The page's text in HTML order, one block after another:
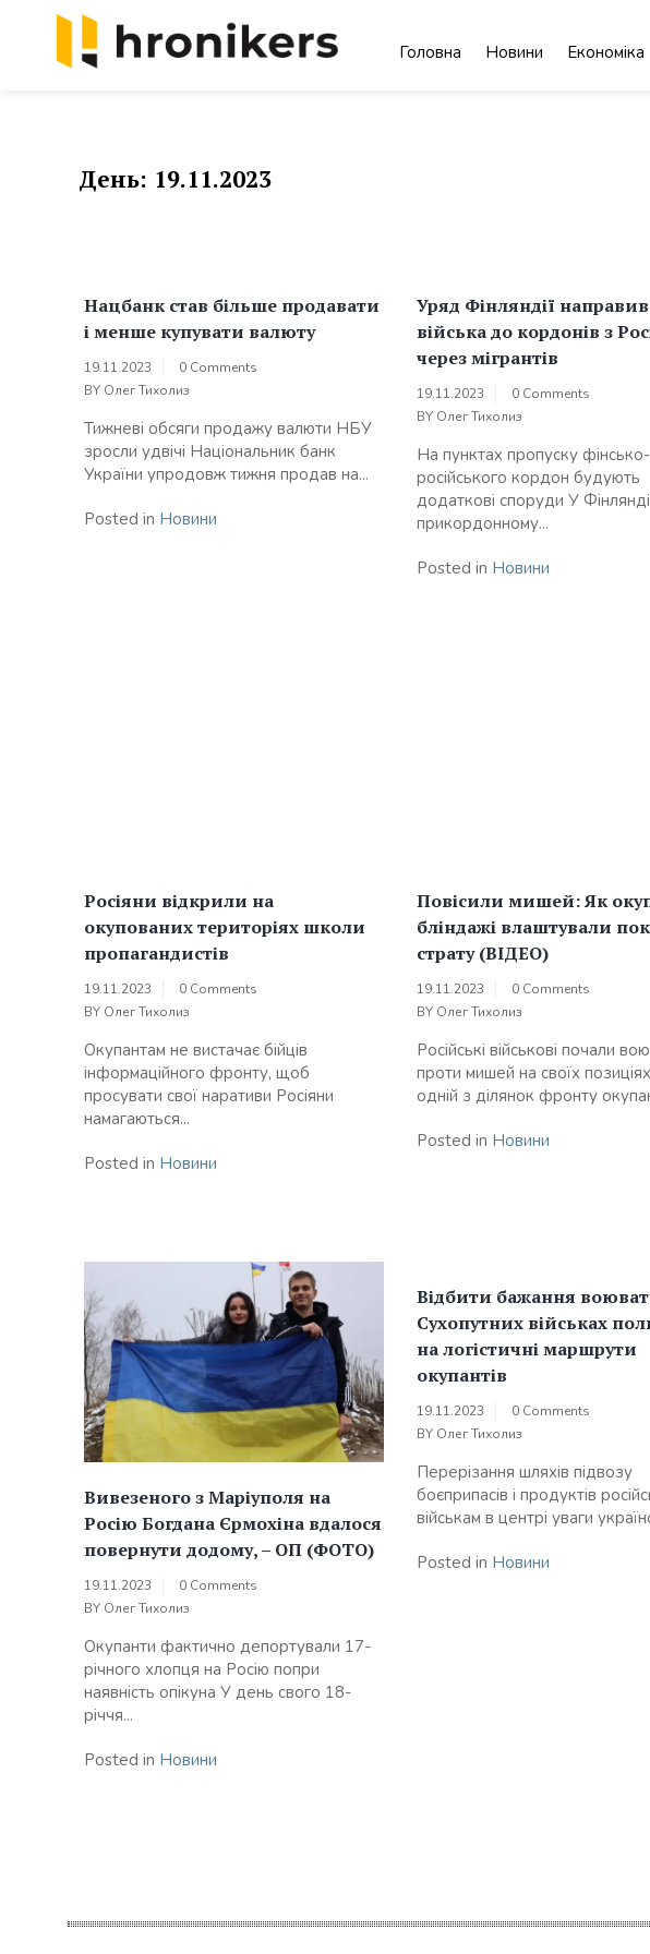
Головна Новини Економіка
День: 19.11.2023
Нацбанк став більше продавати
і менше купувати валюту
19.11.2023
0 Comments
BY Олег Тихолиз
Тижневі обсяги продажу валюти НБУ
зросли удвічі Національник банк
України упродовж тижня продав на...
Posted in Новини
Уряд Фінляндії направив
війська до кордонів з
через мігрантів
19.11.2023
0 Comments
BY Олег Тихолиз
На пунктах пропуску фінсько-
російського кордон будують
додаткові споруди У
прикордонному...
Posted in Новини
Росіяни відкрили на
окупованих територіях школи
пропагандистів
19.11.2023
0 Comments
BY Олег Тихолиз
Окупантам не вистачає бійців
інформаційного фронту, щоб
просувати свої наративи Росіяни
намагаються...
Posted in Новини
Повісили мишей: Як
бліндажі влаштували
страту (ВІДЕО)
19.11.2023
0 Comments
BY Олег Тихолиз
Російські військові почали
проти мишей на своїх
одній з ділянок фронту
Posted in Новини
Вивезеного з Маріуполя на
Росію Богдана Єрмохіна вдалося
повернути додому, – ОП (ФОТО)
19.11.2023
0 Comments
BY Олег Тихолиз
Окупанти фактично депортували 17-
річного хлопця на Росію попри
наявність опікуна У день свого 18-
річчя...
Posted in Новини
Відбити бажання
Сухопутних військах
на логістичні маршрути
окупантів
19.11.2023
0 Comments
BY Олег Тихолиз
Перерізання шляхів підвозу
боєприпасів і продуктів
військам в центрі уваги
Posted in Новини